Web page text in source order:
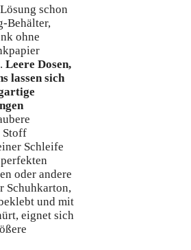
schon
Behälter,
ohne
Leere Dosen,
lassen sich
Stoff
Schleife
oder andere
Schuhkarton,
und mit
eignet sich